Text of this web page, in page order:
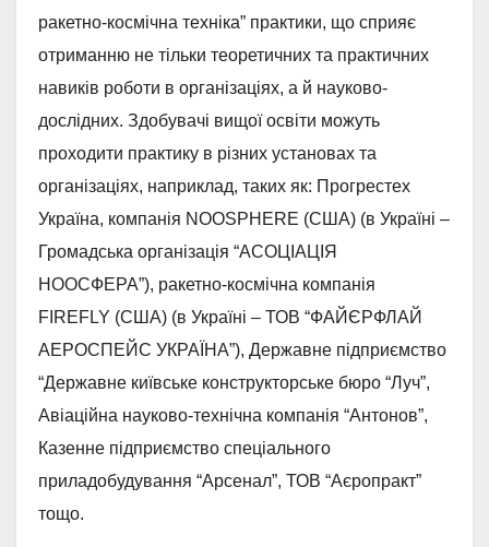
ракетно-космічна техніка” практики, що сприяє
отриманню не тільки теоретичних та практичних
навиків роботи в організаціях, а й науково-
дослідних. Здобувачі вищої освіти можуть
проходити практику в різних установах та
організаціях, наприклад, таких як: Прогрестех
Україна, компанія NOOSPHERE (США) (в Україні –
Громадська організація “АСОЦІАЦІЯ
НООСФЕРА”), ракетно-космічна компанія
FIREFLY (США) (в Україні – ТОВ “ФАЙЄРФЛАЙ
АЕРОСПЕЙС УКРАЇНА”), Державне підприємство
“Державне київське конструкторське бюро “Луч”,
Авіаційна науково-технічна компанія “Антонов”,
Казенне підприємство спеціального
приладобудування “Арсенал”, ТОВ “Аєропракт”
тощо.